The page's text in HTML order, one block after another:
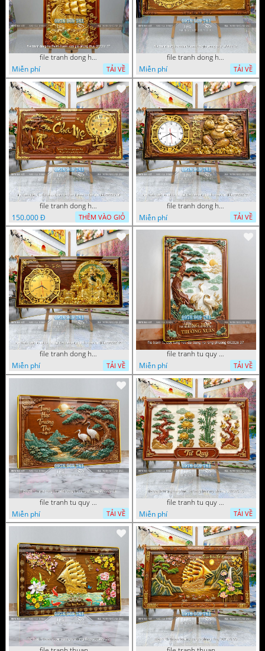
file tranh dong ho thuan buom xuoi gio phong thuy 072026 27
Miễn phí
TẢI VỀ
file tranh dong ho thuan buom xuoi gio phong thuy 072026 12
Miễn phí
TẢI VỀ
file tranh dong ho thu phap tri an cong on cha me to tien gia dinh 072026 09
150.000 Đ
THÊM VÀO GIỎ
file tranh dong ho tai loc tet cay kim tien phuc loc tho than tai di lac 072026 93
Miễn phí
TẢI VỀ
file tranh dong ho tai loc tet cay kim tien phuc loc tho than tai di lac 072026 70
Miễn phí
TẢI VỀ
file tranh tu quy tung hac dai bang ho rong phuong 082026 37
Miễn phí
TẢI VỀ
file tranh tu quy tung hac dai bang ho rong phuong 082026 21
Miễn phí
TẢI VỀ
file tranh tu quy tung hac dai bang ho rong phuong 082026 15
Miễn phí
TẢI VỀ